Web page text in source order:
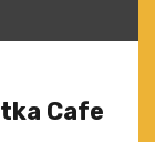
Cafe